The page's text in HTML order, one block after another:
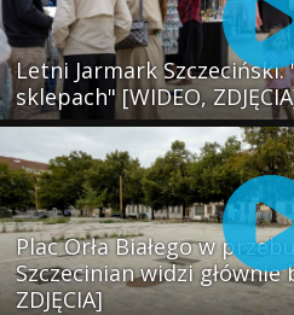
Letni Jarmark
sklepach" [WIDEO,
Plac Orła Białego w
Szczecinian widzi głównie
ZDJĘCIA]